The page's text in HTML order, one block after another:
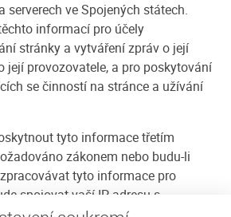
serverech ve Spojených státech.
informací pro účely
stránky a vytváření zpráv o její
její provozovatele, a pro poskytování
se činností na stránce a užívání
tyto informace třetím
zákonem nebo budu-li
tyto informace pro
spojovat vaší IP adresu s